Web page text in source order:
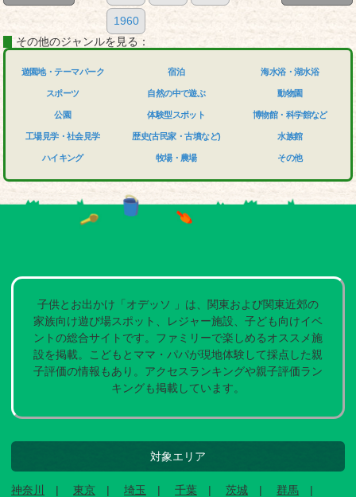
1960
その他のジャンルを見る：
遊園地・テーマパーク
スポーツ
公園
工場見学・社会見学
ハイキング
宿泊
自然の中で遊ぶ
体験型スポット
歴史(古民家・古墳など)
牧場・農場
海水浴・湖水浴
動物園
博物館・科学館など
水族館
その他
子供とお出かけ「オデッソ 」は、関東および関東近郊の
家族向け遊び場スポット、レジャー施設、子ども向けイベ
ントの総合サイトです。ファミリーで楽しめるオススメ施
設を掲載。こどもとママ・パパが現地体験して採点した親
子評価の情報もあり。アクセスランキングや親子評価ラン
キングも掲載しています。
対象エリア
神奈川 東京 埼玉 千葉 茨城
群馬